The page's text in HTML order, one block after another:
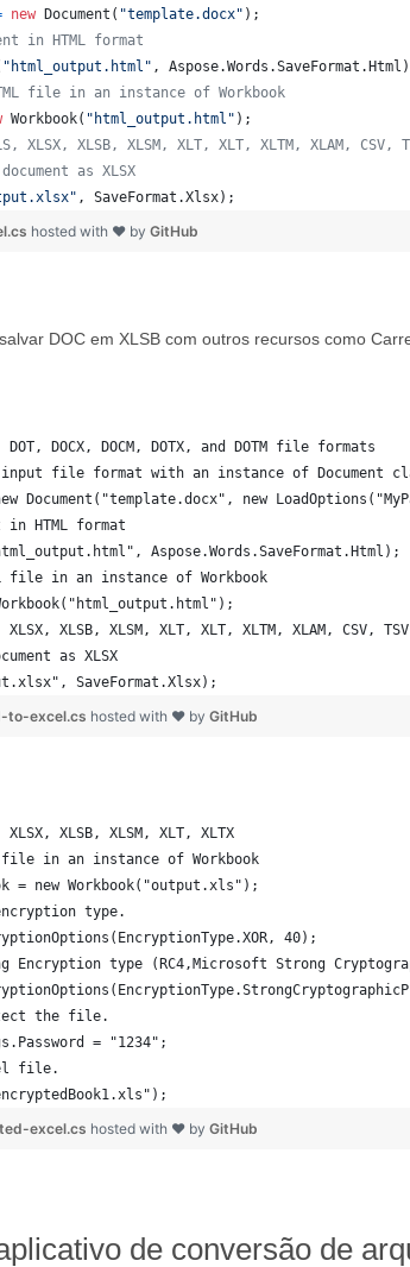
new Document ( "template.docx" ) ;
in HTML format
"html_output.html" , Aspose.Words .SaveFormat . Html )
file in an instance of Workbook
Workbook( "html_output.html" ) ;
XLSX, XLSB, XLSM, XLT, XLT, XLTM, XLAM,
as XLSX
, SaveFormat .Xlsx) ;
hosted with ❤ by GitHub
DOC em XLSB com outros recursos como
DOCX, DOCM, DOTX, and DOTM file formats
input file format with an instance of Document
Document("template.docx", new
in HTML format
Aspose.Words.SaveFormat.Html);
file in an instance of Workbook
XLSB, XLSM, XLT, XLT, XLTM, XLAM, CSV,
as XLSX
SaveFormat.Xlsx);
to-excel.cs hosted with ❤ by GitHub
XLSB, XLSM, XLT, XLTX
in an instance of Workbook
= new Workbook("output.xls");
type.
40);
Encryption type (RC4,Microsoft Strong
the file.
= "1234";
file.
excel.cs hosted with ❤ by GitHub
de conversão de